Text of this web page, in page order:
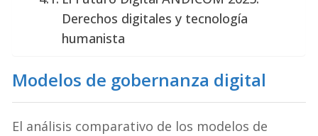
Derechos digitales y tecnología
humanista
Modelos de gobernanza digital
El análisis comparativo de los modelos de